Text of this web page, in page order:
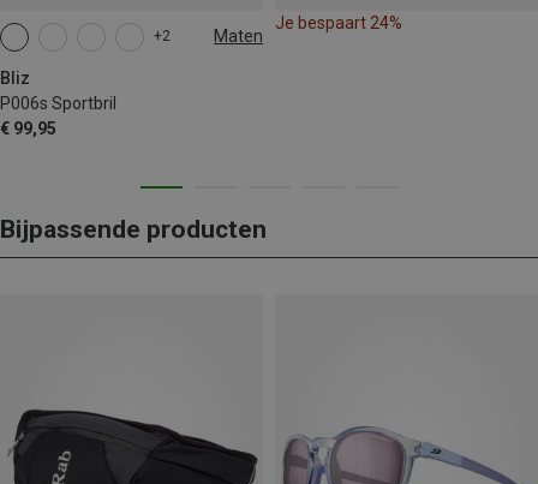
+2 Maten
Bliz
P006s Sportbril
€ 99,95
ONE SIZE
Je bespaart 24%
Bijpassende producten